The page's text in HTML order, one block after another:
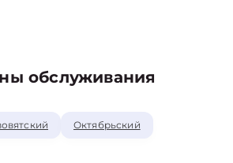
обслуживания
Октябрьский